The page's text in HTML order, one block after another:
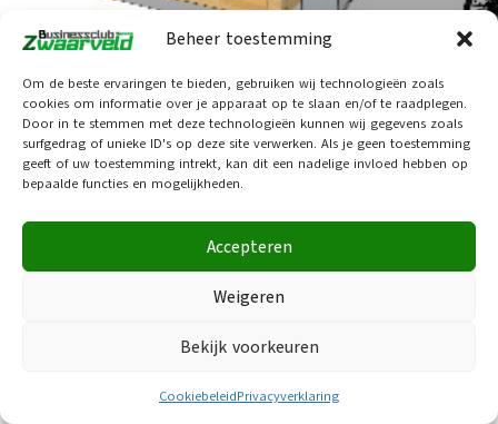
Beheer toestemming
Om de beste ervaringen te bieden, gebruiken wij technologieën zoals
cookies om informatie over je apparaat op te slaan en/of te raadplegen.
Door in te stemmen met deze technologieën kunnen wij gegevens zoals
surfgedrag of unieke ID's op deze site verwerken. Als je geen toestemming
geeft of uw toestemming intrekt, kan dit een nadelige invloed hebben op
bepaalde functies en mogelijkheden.
Accepteren
Weigeren
Bekijk voorkeuren
CookiebeleidPrivacyverklaring
Wanneer u de website bezoekt, kan deze informatie in uw
gaat, gaat u hiermee akkoord.Wijzig cookievoorkeuren